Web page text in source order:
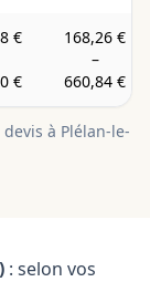
€
€
168,26 €
–
660,84 €
à Plélan-le-
: selon vos